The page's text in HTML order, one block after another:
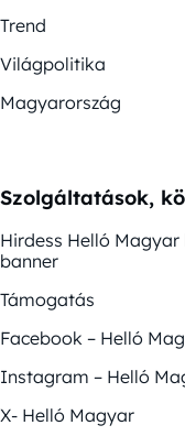
Trend
Világpolitika
Magyarország
Szolgáltatások,
Hirdess Helló
banner
Támogatás
Facebook – Helló
Instagram – Helló
X- Helló Magyar